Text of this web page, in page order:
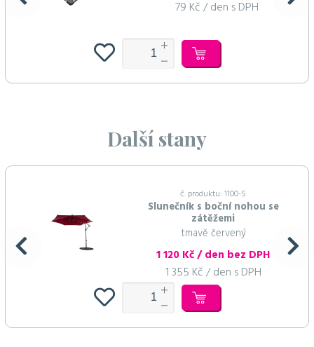
79 Kč / den s DPH
Další stany
č. produktu: 1100-S
Slunečník s boční nohou se
zátěžemi
tmavě červený
1 120 Kč / den bez DPH
1 355 Kč / den s DPH